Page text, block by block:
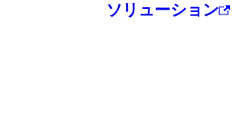
ソリューション